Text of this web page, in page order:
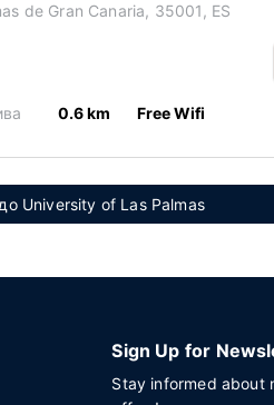
de Gran Canaria, 35001, ES
0.6 km Free Wifi
University of Las Palmas
Sign Up for
Stay informed about